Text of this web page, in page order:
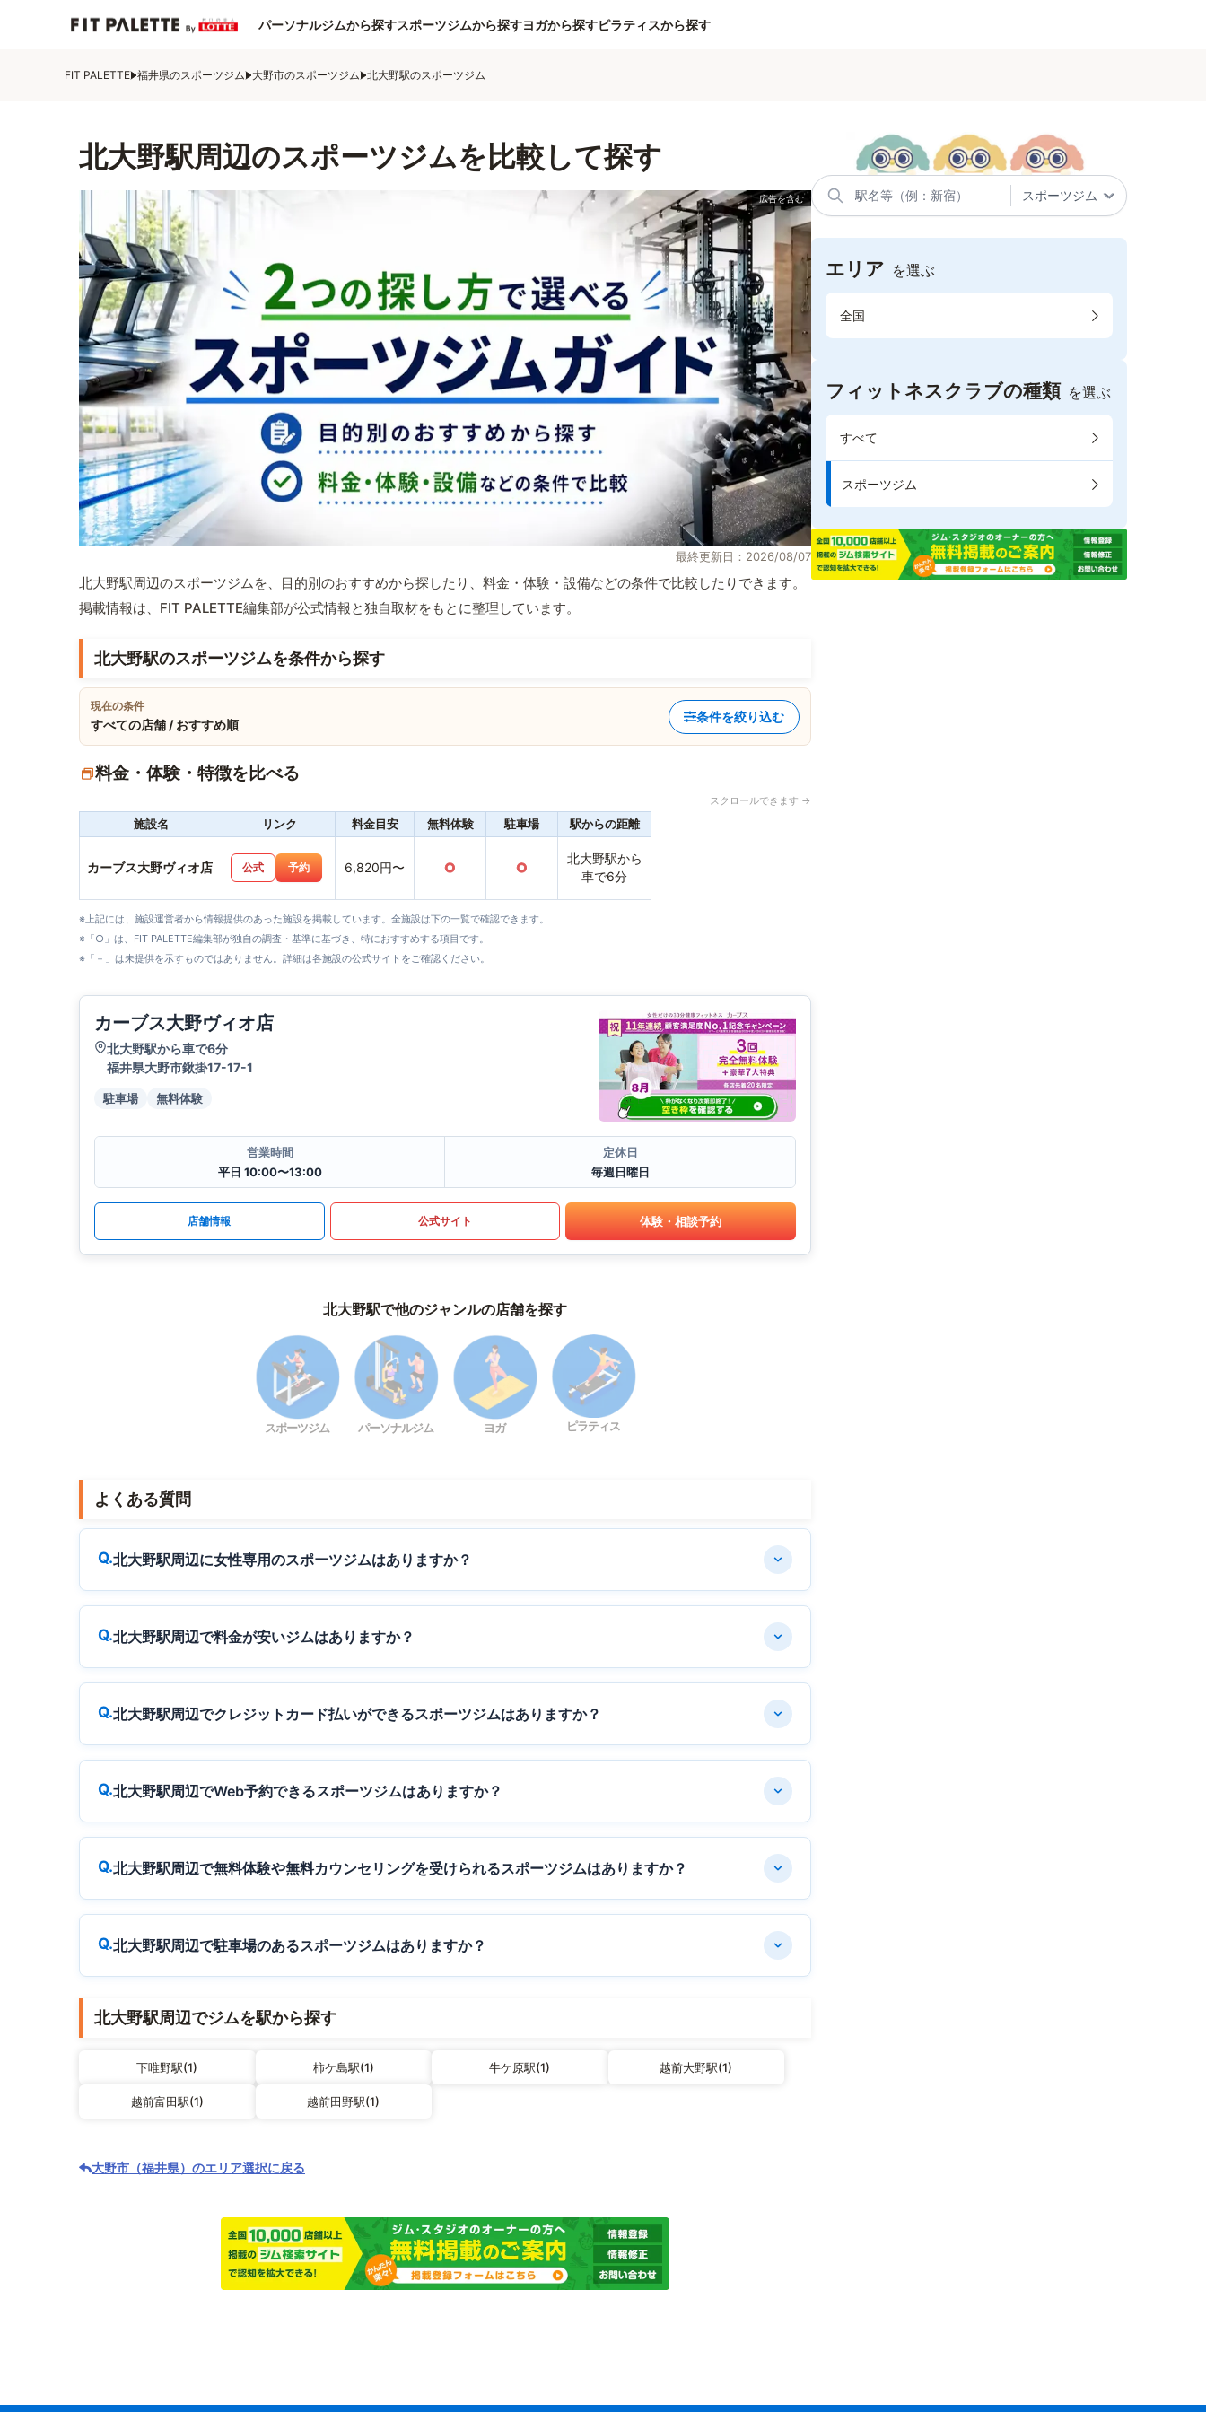
パーソナルジムから探すスポーツジムから探すヨガから探すピラティスから探す
FIT PALETTE 福井県のスポーツジム 大野市のスポーツジム 北大野駅のスポーツジム
北大野駅周辺のスポーツジムを比較して探す
最終更新日：2026/08/07
北大野駅周辺のスポーツジムを、目的別のおすすめから探したり、料金・体験・設備などの条件で比較したりできます。
掲載情報は、FIT PALETTE編集部が公式情報と独自取材をもとに整理しています。
北大野駅のスポーツジムを条件から探す
現在の条件
すべての店舗 / おすすめ順
条件を絞り込む
料金・体験・特徴を比べる
スクロールできます →
施設名 リンク 料金目安 無料体験 駐車場 駅からの距離
カーブス大野ヴィオ店 公式 予約 6,820円〜 ○ ○
北大野駅から
車で6分
※上記には、施設運営者から情報提供のあった施設を掲載しています。全施設は下の一覧で確認できます。
※「○」は、FIT PALETTE編集部が独自の調査・基準に基づき、特におすすめする項目です。
※「－」は未提供を示すものではありません。詳細は各施設の公式サイトをご確認ください。
カーブス大野ヴィオ店
北大野駅から車で6分
福井県大野市鍬掛17-17-1
駐車場 無料体験
営業時間
平日 10:00〜13:00
定休日
毎週日曜日
店舗情報 公式サイト 体験・相談予約
北大野駅で他のジャンルの店舗を探す
スポーツジム パーソナルジム ヨガ ピラティス
よくある質問
北大野駅周辺に女性専用のスポーツジムはありますか？
北大野駅周辺で料金が安いジムはありますか？
北大野駅周辺でクレジットカード払いができるスポーツジムはありますか？
北大野駅周辺でWeb予約できるスポーツジムはありますか？
北大野駅周辺で無料体験や無料カウンセリングを受けられるスポーツジムはありますか？
北大野駅周辺で駐車場のあるスポーツジムはありますか？
北大野駅周辺でジムを駅から探す
下唯野駅(1) 柿ケ島駅(1) 牛ケ原駅(1) 越前大野駅(1)
越前富田駅(1) 越前田野駅(1)
大野市（福井県）のエリア選択に戻る
エリア を選ぶ
全国
フィットネスクラブの種類 を選ぶ
すべて
スポーツジム